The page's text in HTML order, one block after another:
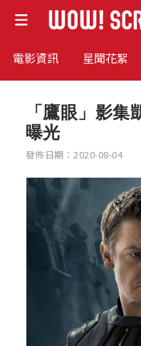
電影資訊 星聞花絮
「鷹眼」影集
曝光
發佈日期：2020-08-04